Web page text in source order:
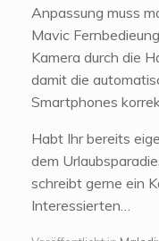
Anpassung muss
Mavic
Kamera durch die
damit die
Smartphones
Habt Ihr bereits
dem
schreibt gerne ein
Interessierten…